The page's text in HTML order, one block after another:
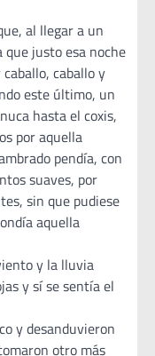
al llegar a un
que justo esa noche
caballo y
este último, un
hasta el coxis,
por aquella
pendía, con
suaves, por
sin que pudiese
aquella
y la lluvia
y sí se sentía el
y desanduvieron
otro más